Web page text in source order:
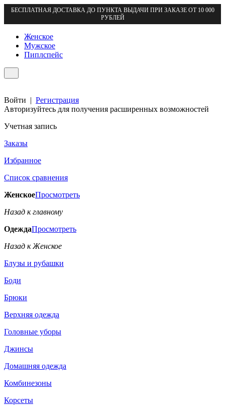
БЕСПЛАТНАЯ ДОСТАВКА ДО ПУНКТА ВЫДАЧИ ПРИ ЗАКАЗЕ ОТ 10 000
РУБЛЕЙ
Женское
Мужское
Пиплспейс
Войти | Регистрация
Авторизуйтесь для получения расширенных возможностей
Учетная запись
Заказы
Избранное
Список сравнения
ЖенскоеПросмотреть
Назад к главному
ОдеждаПросмотреть
Назад к Женское
Блузы и рубашки
Боди
Брюки
Верхняя одежда
Головные уборы
Джинсы
Домашняя одежда
Комбинезоны
Корсеты